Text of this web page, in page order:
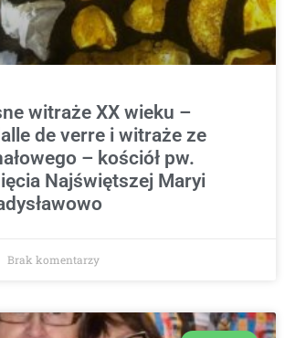
witraże XX wieku –
de verre i witraże ze
– kościół pw.
Najświętszej Maryi
Brak komentarzy